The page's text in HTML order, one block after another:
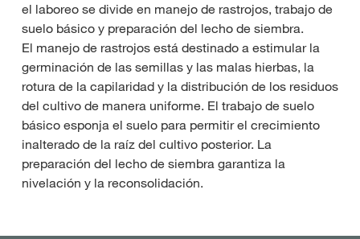
el laboreo se divide en manejo de rastrojos, trabajo de
suelo básico y preparación del lecho de siembra.
El manejo de rastrojos está destinado a estimular la
germinación de las semillas y las malas hierbas, la
rotura de la capilaridad y la distribución de los residuos
del cultivo de manera uniforme. El trabajo de suelo
básico esponja el suelo para permitir el crecimiento
inalterado de la raíz del cultivo posterior. La
preparación del lecho de siembra garantiza la
nivelación y la reconsolidación.